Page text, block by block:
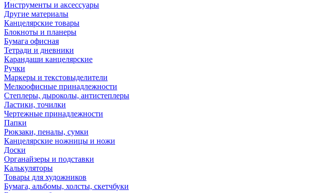
Инструменты и аксессуары
Другие материалы
Канцелярские товары
Блокноты и планеры
Бумага офисная
Тетради и дневники
Карандаши канцелярские
Ручки
Маркеры и текстовыделители
Мелкоофисные принадлежности
Степлеры, дыроколы, антистеплеры
Ластики, точилки
Чертежные принадлежности
Папки
Рюкзаки, пеналы, сумки
Канцелярские ножницы и ножи
Доски
Органайзеры и подставки
Калькуляторы
Товары для художников
Бумага, альбомы, холсты, скетчбуки